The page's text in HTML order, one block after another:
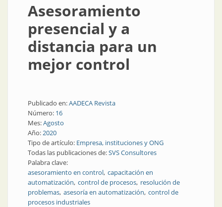
Asesoramiento
presencial y a
distancia para un
mejor control
Publicado en:AADECA Revista
Número: 16
Mes:Agosto
Año:2020
Tipo de artículo: Empresa, instituciones y ONG
Todas las publicaciones de:SVS Consultores
Palabra clave:
asesoramiento en control capacitación en
automatización control de procesos resolución de
problemas asesoría en automatización control de
procesos industriales